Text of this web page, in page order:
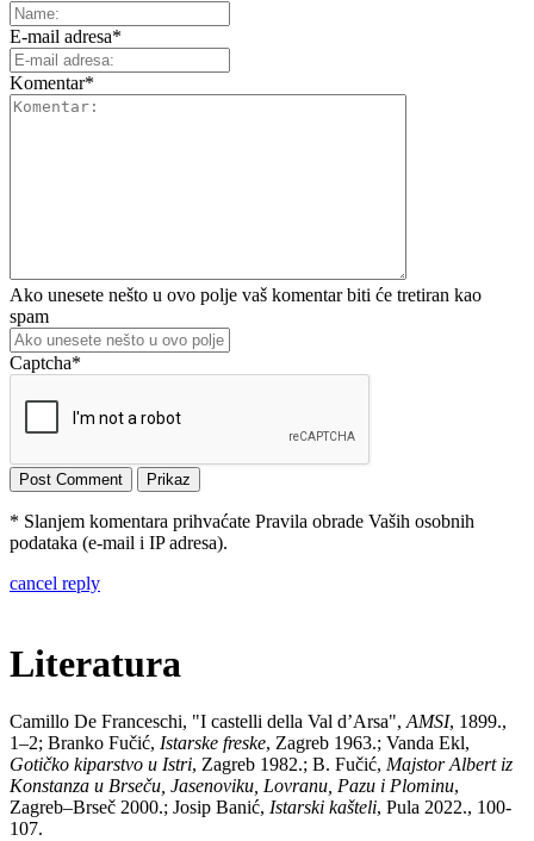
E-mail adresa*
Komentar*
Ako unesete nešto u ovo polje vaš komentar biti će tretiran kao
spam
Captcha*
* Slanjem komentara prihvaćate Pravila obrade Vaših osobnih
podataka (e-mail i IP adresa).
cancel reply
Literatura
Camillo De Franceschi, "I castelli della Val d’Arsa", AMSI, 1899.,
1–2; Branko Fučić, Istarske freske, Zagreb 1963.; Vanda Ekl,
Gotičko kiparstvo u Istri, Zagreb 1982.; B. Fučić, Majstor Albert iz
Konstanza u Brseču, Jasenoviku, Lovranu, Pazu i Plominu,
Zagreb–Brseč 2000.; Josip Banić, Istarski kašteli, Pula 2022., 100-
107.